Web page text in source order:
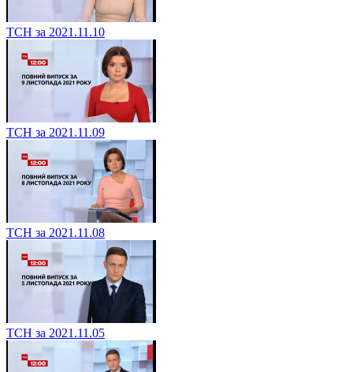
ТСН за 2021.11.10
ТСН за 2021.11.09
ТСН за 2021.11.08
ТСН за 2021.11.05